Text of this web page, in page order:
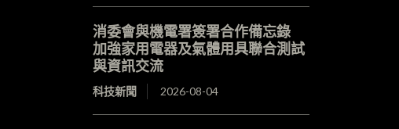
消委會與機電署簽署合作備忘錄
加強家用電器及氣體用具聯合測試
與資訊交流
科技新聞 2026-08-04